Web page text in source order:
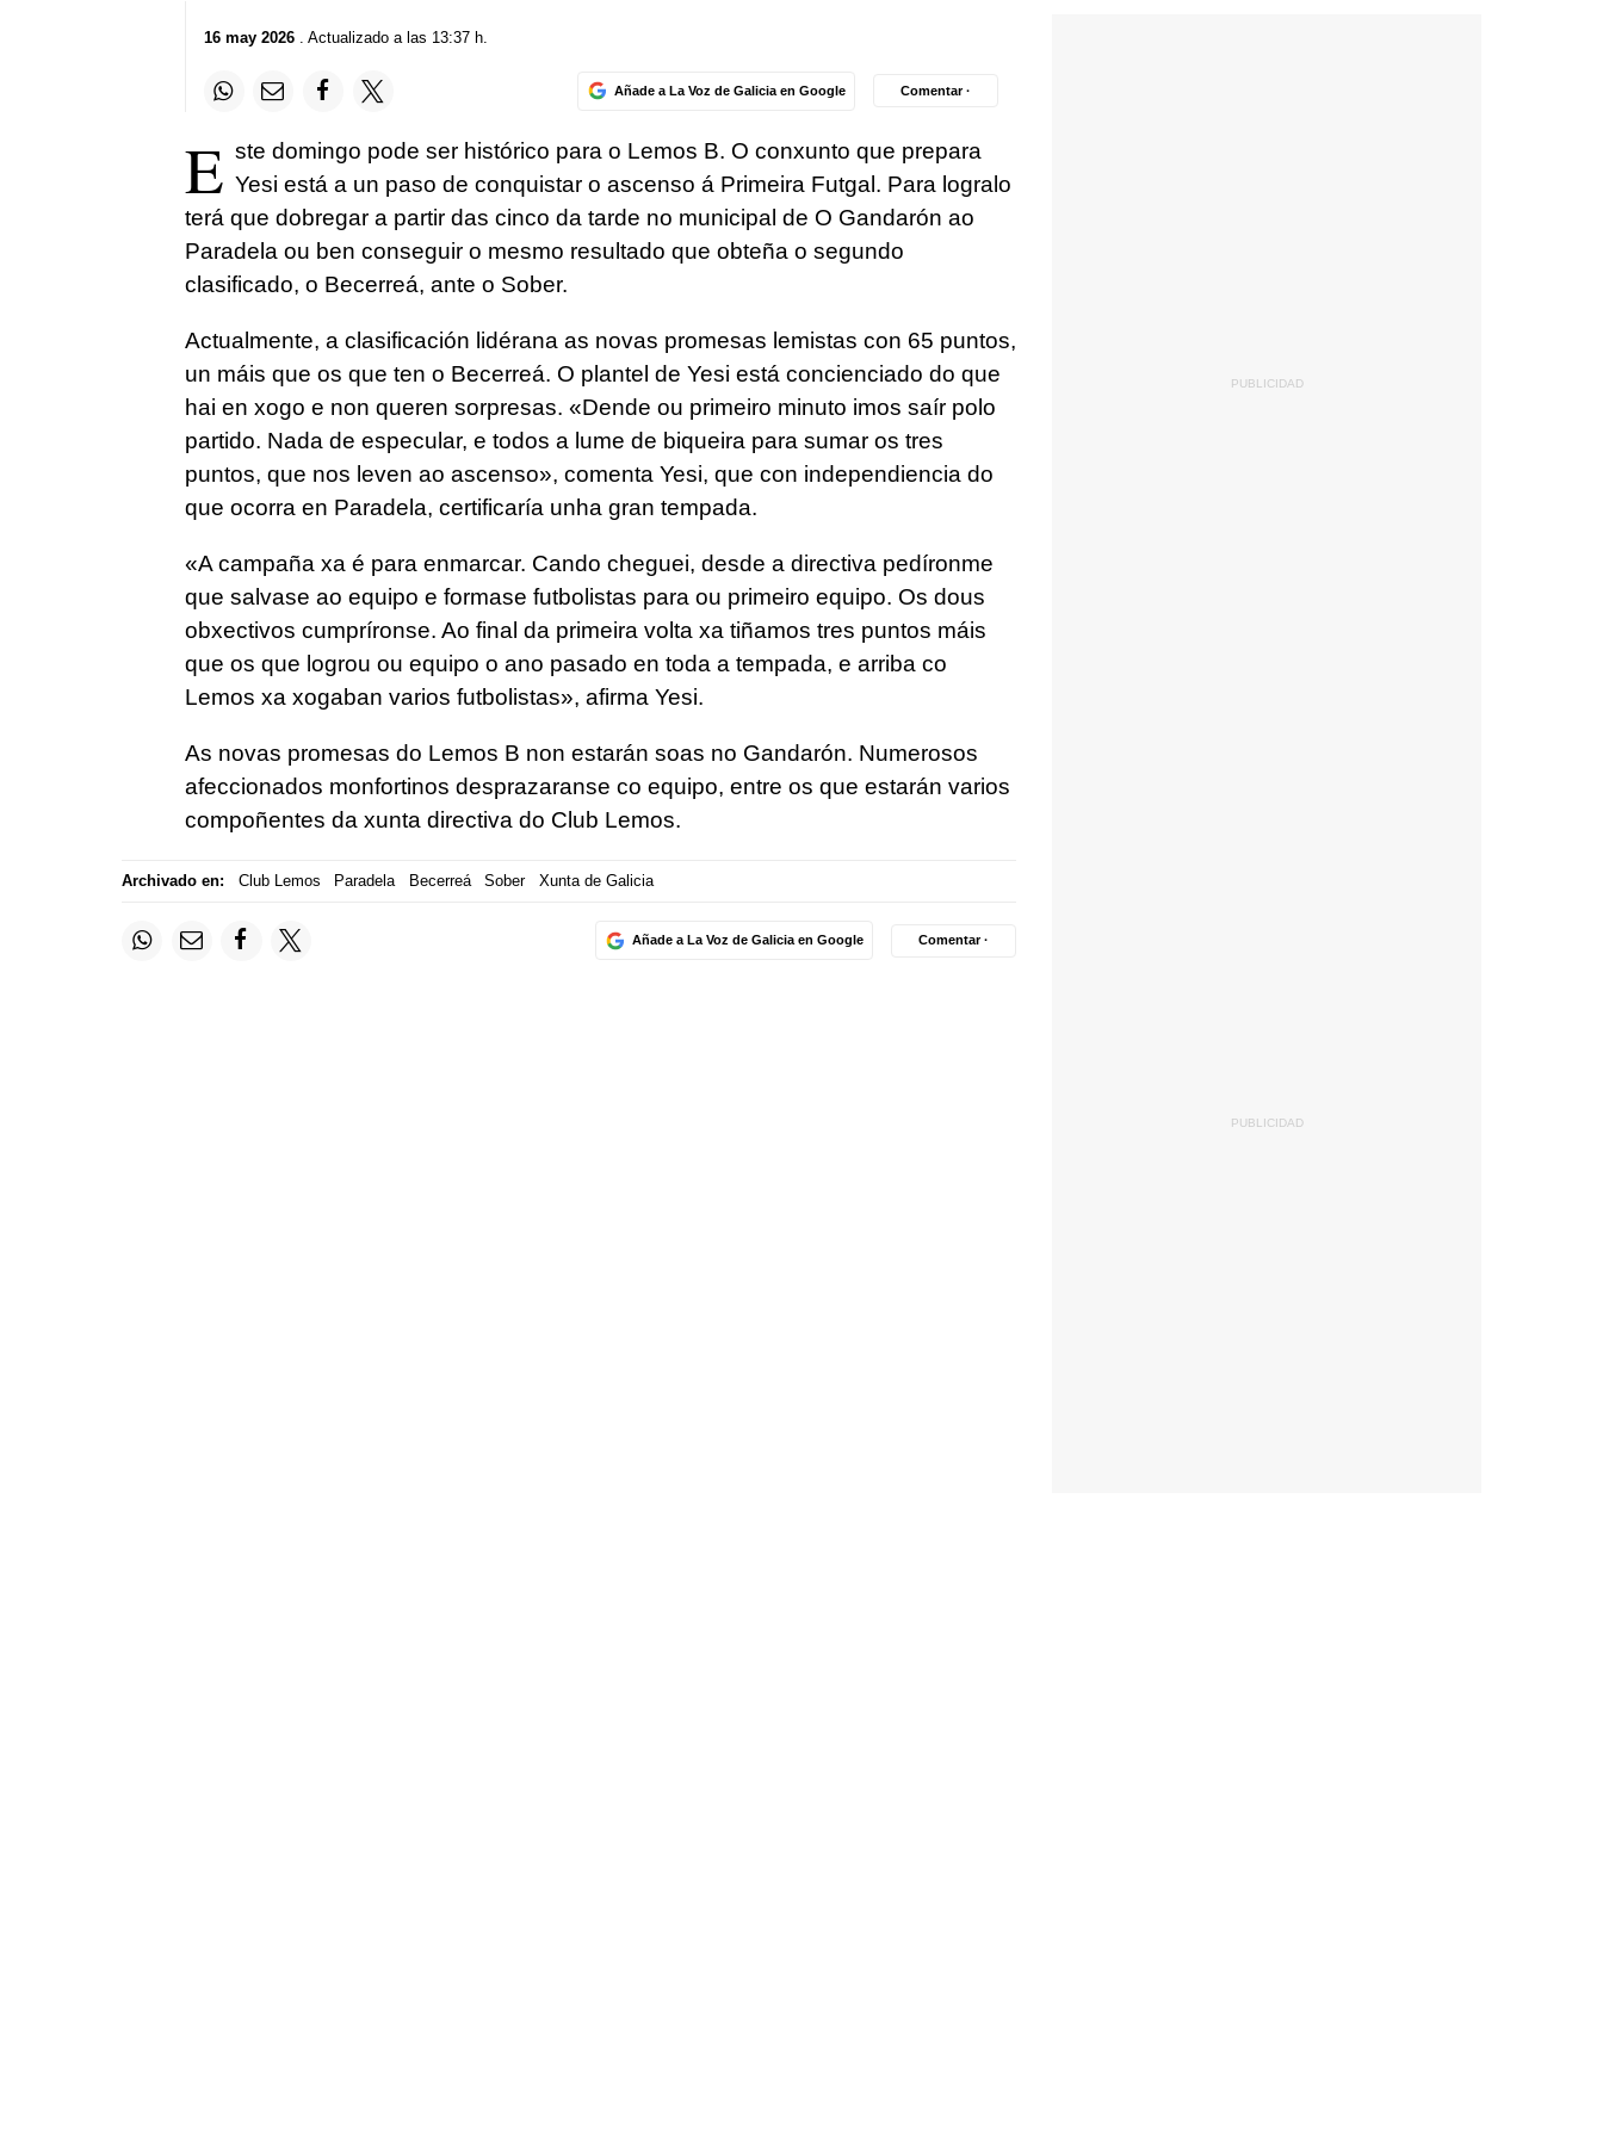
16 may 2026. Actualizado a las 13:37 h.
Añade a La Voz de Galicia en Google Comentar ·
E ste domingo pode ser histórico para o Lemos B. O conxunto que prepara
Yesi está a un paso de conquistar o ascenso á Primeira Futgal. Para logralo
terá que dobregar a partir das cinco da tarde no municipal de O Gandarón ao
Paradela ou ben conseguir o mesmo resultado que obteña o segundo
clasificado, o Becerreá, ante o Sober.
Actualmente, a clasificación lidérana as novas promesas lemistas con 65 puntos,
un máis que os que ten o Becerreá. O plantel de Yesi está concienciado do que
hai en xogo e non queren sorpresas. «Dende ou primeiro minuto imos saír polo
partido. Nada de especular, e todos a lume de biqueira para sumar os tres
puntos, que nos leven ao ascenso», comenta Yesi, que con independiencia do
que ocorra en Paradela, certificaría unha gran tempada.
«A campaña xa é para enmarcar. Cando cheguei, desde a directiva pedíronme
que salvase ao equipo e formase futbolistas para ou primeiro equipo. Os dous
obxectivos cumpríronse. Ao final da primeira volta xa tiñamos tres puntos máis
que os que logrou ou equipo o ano pasado en toda a tempada, e arriba co
Lemos xa xogaban varios futbolistas», afirma Yesi.
As novas promesas do Lemos B non estarán soas no Gandarón. Numerosos
afeccionados monfortinos desprazaranse co equipo, entre os que estarán varios
compoñentes da xunta directiva do Club Lemos.
Archivado en: Club Lemos Paradela Becerreá Sober Xunta de Galicia
Añade a La Voz de Galicia en Google Comentar ·